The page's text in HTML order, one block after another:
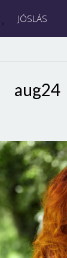
JÓSLÁS
aug24